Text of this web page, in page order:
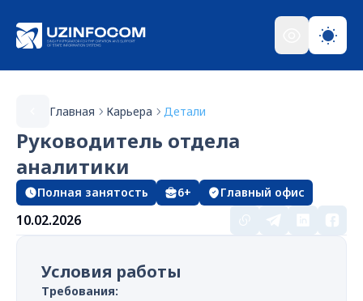
Главная Карьера Детали
Руководитель отдела
аналитики
Полная занятость 6+ Главный офис
10.02.2026
Условия работы
Требования: